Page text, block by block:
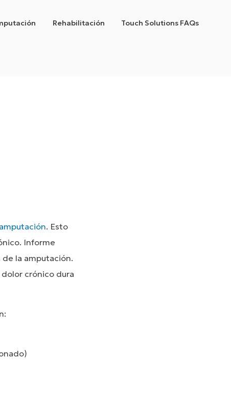
Rehabilitación Touch Solutions FAQs
amputación. Esto
Informe
la amputación.
crónico dura